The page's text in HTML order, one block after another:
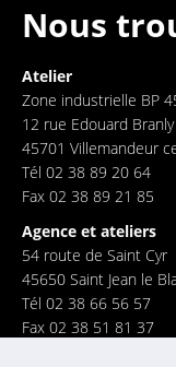
Nous
Atelier
Zone industrielle BP
12 rue Edouard Branly
45701 Villemandeur
Tél 02 38 89 20 64
Fax 02 38 89 21 85
Agence et ateliers
54 route de Saint Cyr
45650 Saint Jean le
Tél 02 38 66 56 57
Fax 02 38 51 81 37